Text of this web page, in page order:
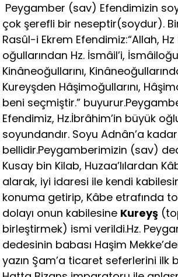
Peygamber (sav) Efendimizin
çok şerefli bir neseptir(soydur).
Rasûl-i Ekrem Efendimiz:“Allah, Hz
oğullarından Hz. İsmâil’i,
Kinâneoğullarını,
Kureyşden Hâşimoğullarını,
beni seçmiştir.”
Efendimiz, Hz.İbrâhim’in büyük
soyundandır. Soyu Adnân’a
bellidir.Peygamberimizin (sav)
Kusay bin Kilab, Huzaa’lılardan
alarak, iyi idaresi ile kendi
konuma getirip, Kâbe etrafında
dolayı onun kabilesine Kureyş
birleştirmek) ismi verildi.Hz.
dedesinin babası Haşim
yazın Şam’a ticaret seferlerini ilk